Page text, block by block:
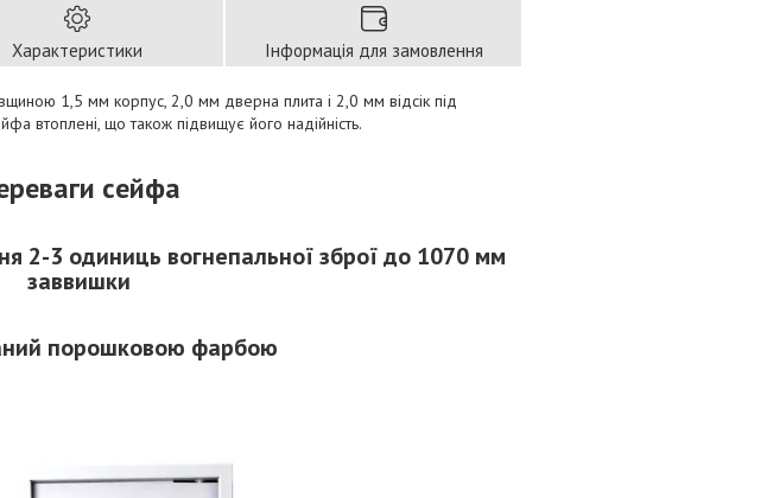
Характеристики Інформація для замовлення
1,5 мм корпус, 2,0 мм дверна плита і 2,0 мм відсік під
втоплені, що також підвищує його надійність.
сейфа
2-3 одиниць вогнепальної зброї до 1070 мм
заввишки
порошковою фарбою